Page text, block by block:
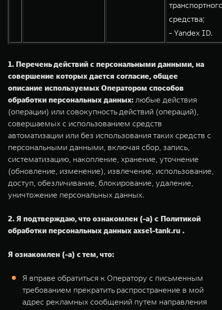
средства;
- Yandex ID.
1. Перечень действий с персональными данными, на
совершение которых дается согласие, общее
описание используемых Оператором способов
обработки персональных данных: любые действия
(операции) или совокупность действий (операций),
совершаемых с использованием средств
автоматизации или без использования таких средств с
персональными данными, включая сбор, запись,
систематизацию, накопление, хранение, уточнение
(обновление, изменение), извлечение, использование,
доступ, обезличивание, блокирование, удаление,
уничтожение персональных данных.
2. Я подтверждаю, что ознакомлен (-а) с Политикой
обработки персональных данных axsel-tank.ru .
Я ознакомлен (-а) с тем, что:
Я вправе обратиться к Оператору с письменным
требованием прекратить распространение в мой
адрес рекламных сообщений путем направления